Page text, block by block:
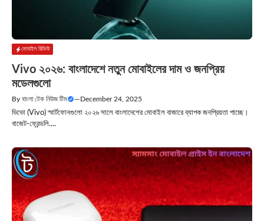
মোবাইল রিভিউ
Vivo ২০২৬: বাংলাদেশে নতুন মোবাইলের দাম ও জনপ্রিয়
মডেলগুলো
By বাংলা টেক নিউজ টিম —December 24, 2025
ভিভো (Vivo) স্মার্টফোনগুলো ২০২৬ সালে বাংলাদেশের মোবাইল বাজারে ব্যাপক জনপ্রিয়তা পাচ্ছে।
বাজেট­-ফ্রেন্ডলি....